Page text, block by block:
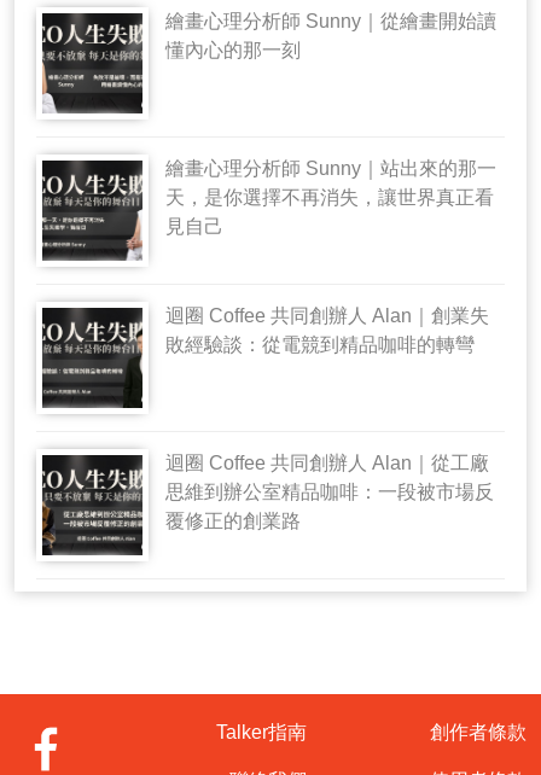
繪畫心理分析師 Sunny｜從繪畫開始讀
懂內心的那一刻
繪畫心理分析師 Sunny｜站出來的那一
天，是你選擇不再消失，讓世界真正看
見自己
迴圈 Coffee 共同創辦人 Alan｜創業失
敗經驗談：從電競到精品咖啡的轉彎
迴圈 Coffee 共同創辦人 Alan｜從工廠
思維到辦公室精品咖啡：一段被市場反
覆修正的創業路
Talker指南 創作者條款